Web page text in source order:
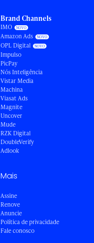
Brand Channels
IMO
Amazon Ads
OPL Digital
Impulso
PicPay
Nós Inteligência
Vistar Media
Machina
Viasat Ads
Magnite
Uncover
Mude
RZK Digital
DoubleVerify
Adlook
Mais
Assine
Renove
Anuncie
Política de privacidade
Fale conosco